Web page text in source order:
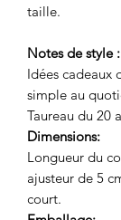
taille.
Notes de style :
Idées cadeaux
simple au
Taureau du 20
Dimensions:
Longueur du
ajusteur de 5
court.